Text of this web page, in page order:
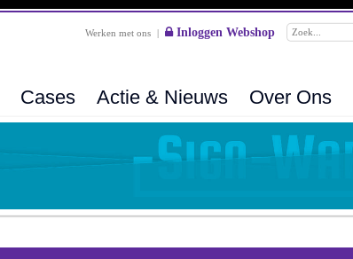
Werken met ons | Inloggen Webshop
Cases Actie & Nieuws Over Ons